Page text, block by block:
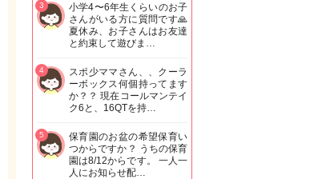
小学4〜6年生くらいのお子
さんがいる方に質問です🙏
夏休み、お子さんはお友達
と約束して遊びま…
3
スポ少ママさん、、クーラ
ーボックス何個持ってます
か？？ 現在コールマンテイ
ク6と、16QTを持…
4
保育園のお盆の希望保育い
つからですか？ うちの保育
園は8/12からです。 一人一
人にお知らせ配…
5